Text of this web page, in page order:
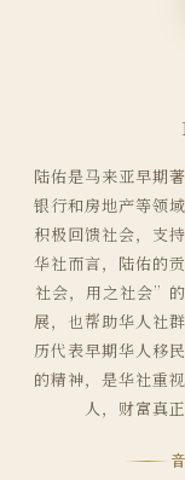
陆佑是马来亚早期
银行和房地产等领
积极回馈社会，支
华社而言，陆佑的
社会，用之社会”
展，也帮助华人社
历代表早期华人移
的精神，是华社重
人，财富真